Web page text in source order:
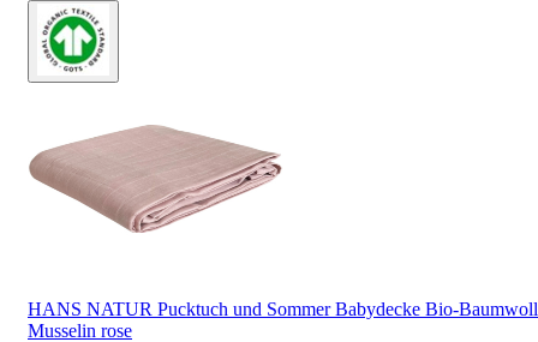
HANS NATUR Pucktuch und Sommer Babydecke Bio-
Musselin rose